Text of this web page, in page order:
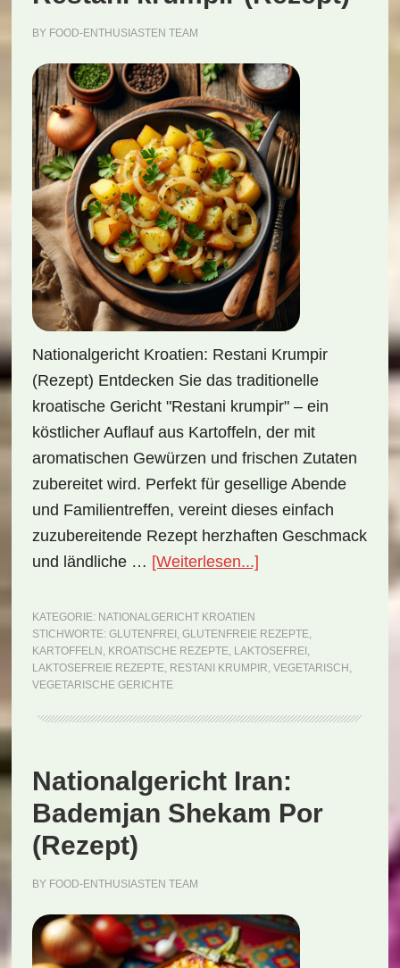
BY FOOD-ENTHUSIASTEN TEAM
Nationalgericht Kroatien: Restani Krumpir
(Rezept) Entdecken Sie das traditionelle
kroatische Gericht "Restani krumpir" – ein
köstlicher Auflauf aus Kartoffeln, der mit
aromatischen Gewürzen und frischen Zutaten
zubereitet wird. Perfekt für gesellige Abende
und Familientreffen, vereint dieses einfach
zuzubereitende Rezept herzhaften Geschmack
und ländliche … [Weiterlesen...]ÜberNationalgericht
krumpir
(Rezept)
KATEGORIE: NATIONALGERICHT KROATIEN
STICHWORTE: GLUTENFREI , GLUTENFREIE REZEPTE,
KARTOFFELN , KROATISCHE REZEPTE, LAKTOSEFREI ,
LAKTOSEFREIE REZEPTE, RESTANI KRUMPIR, VEGETARISCH ,
VEGETARISCHE GERICHTE
Nationalgericht Iran:
Bademjan Shekam Por
(Rezept)
BY FOOD-ENTHUSIASTEN TEAM